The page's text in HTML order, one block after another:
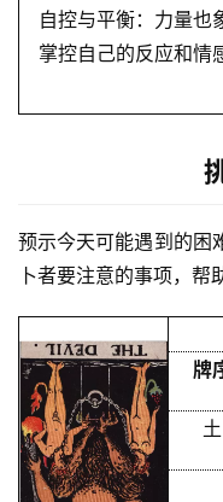
服
务
自控与平衡：力量也
掌控自己的反应和情
预示今天可能遇到的困
卜者要注意的事项，帮
牌
土